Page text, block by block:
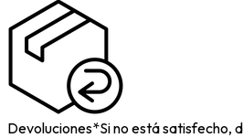
Devoluciones*Si no está satisfecho,